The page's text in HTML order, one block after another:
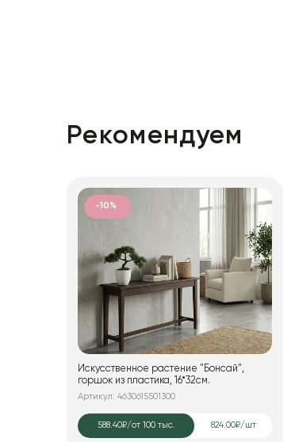
Рекомендуем
-10%
Искусственное растение "Бонсай",
горшок из пластика, 16*32см.
Артикул: 4630615501300
588.40₽/от 100 тыс. 824.00₽/шт